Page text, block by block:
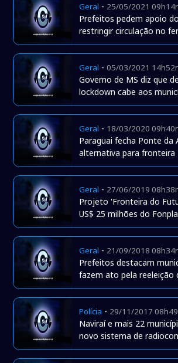
Geral - 25/05/2021
Prefeitos pedem apoio
restringir circulação no
Geral -05/03/2021
Governo de MS diz que
lockdown cabe aos
Geral - 18/03/2020
Paraguai fecha Ponte da
alternativa para fronteira
Geral - 27/06/2019
Projeto 'Fronteira do
US$ 25 milhões do
Geral - 21/09/2018
Prefeitos destacam
fazem ato pela reeleição
Polícia - 29/11/2017
Naviraí e mais 22
novo sistema de